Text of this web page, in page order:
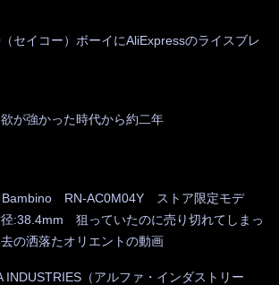
セイコー）ボーイにAliExpressのライスブレ
が強かった時代から約二年
Bambino RN-AC0M04Y ストア限定モデ
:38.4mm 狙っていたのに売り切れてしまっ
の洒落たオリエントの動画
INDUSTRIES（アルファ・インダストリー